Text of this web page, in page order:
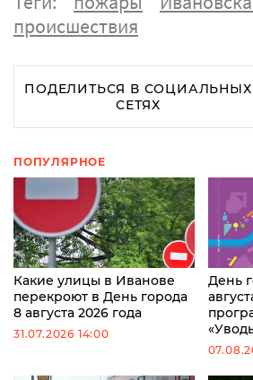
происшествия
ПОДЕЛИТЬСЯ В СОЦИАЛЬНЫХ
СЕТЯХ
ПОПУЛЯРНОЕ
Какие улицы в Иванове
перекроют в День города
8 августа 2026 года
31.07.2026 14:00
День